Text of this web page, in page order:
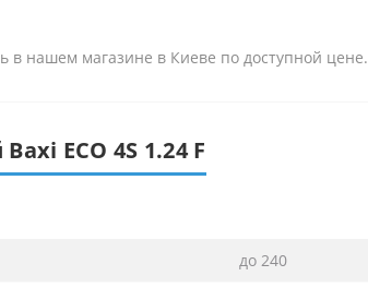
в нашем магазине в Киеве по доступной цене.
ECO 4S 1.24 F
до 240